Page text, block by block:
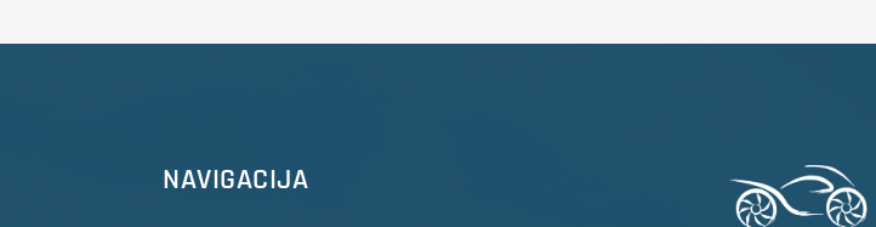
NAVIGACIJA